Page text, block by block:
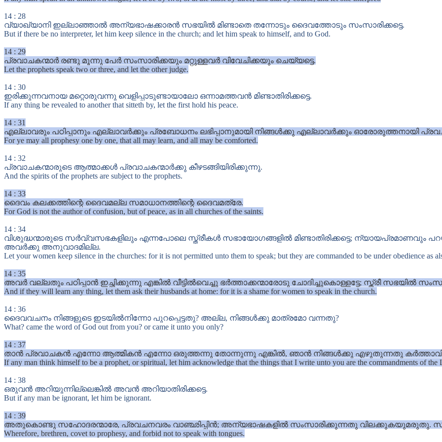
14 : 28
വ്യാഖ്യാനി ഇല്ലാഞ്ഞാൽ അന്യഭാഷക്കാരൻ സഭയിൽ മിണ്ടാതെ തന്നോടും ദൈവത്തോടും സംസാരിക്കട്ടെ.
But if there be no interpreter, let him keep silence in the church; and let him speak to himself, and to God.
14 : 29
പ്രവാചകന്മാർ രണ്ടു മൂന്നു പേർ സംസാരിക്കയും മറ്റുള്ളവർ വിവേചിക്കയും ചെയ്യട്ടെ.
Let the prophets speak two or three, and let the other judge.
14 : 30
ഇരിക്കുന്നവനായ മറ്റൊരുവന്നു വെളിപ്പാടുണ്ടായാലോ ഒന്നാമത്തവൻ മിണ്ടാതിരിക്കട്ടെ.
If any thing be revealed to another that sitteth by, let the first hold his peace.
14 : 31
എല്ലാവരും പഠിപ്പാനും എല്ലാവർക്കും പ്രബോധനം ലഭിപ്പാനുമായി നിങ്ങൾക്കു എല്ലാവർക്കും ഓരോരുത്തനായി
For ye may all prophesy one by one, that all may learn, and all may be comforted.
14 : 32
പ്രവാചകന്മാരുടെ ആത്മാക്കൾ പ്രവാചകന്മാർക്കു കീഴടങ്ങിയിരിക്കുന്നു.
And the spirits of the prophets are subject to the prophets.
14 : 33
ദൈവം കലക്കത്തിന്റെ ദൈവമല്ല സമാധാനത്തിന്റെ ദൈവമത്രേ.
For God is not the author of confusion, but of peace, as in all churches of the saints.
14 : 34
വിശുദ്ധന്മാരുടെ സർവ്വസഭകളിലും എന്നപോലെ സ്ത്രീകൾ സഭായോഗങ്ങളിൽ മിണ്ടാതിരിക്കട്ടെ; ന്യായപ്രമാണവും
അവർക്കു അനുവാദമില്ല.
Let your women keep silence in the churches: for it is not permitted unto them to speak; but they are commanded to be under obedience as
14 : 35
അവർ വല്ലതും പഠിപ്പാൻ ഇച്ഛിക്കുന്നു എങ്കിൽ വീട്ടിൽവെച്ചു ഭർത്താക്കന്മാരോടു ചോദിച്ചുകൊള്ളട്ടേ; സ്ത്രീ സഭയിൽ
And if they will learn any thing, let them ask their husbands at home: for it is a shame for women to speak in the church.
14 : 36
ദൈവവചനം നിങ്ങളുടെ ഇടയിൽനിന്നോ പുറപ്പെട്ടതു? അല്ല, നിങ്ങൾക്കു മാത്രമോ വന്നതു?
What? came the word of God out from you? or came it unto you only?
14 : 37
താൻ പ്രവാചകൻ എന്നോ ആത്മികൻ എന്നോ ഒരുത്തന്നു തോന്നുന്നു എങ്കിൽ, ഞാൻ നിങ്ങൾക്കു എഴുതുന്നതു
If any man think himself to be a prophet, or spiritual, let him acknowledge that the things that I write unto you are the commandments of the
14 : 38
ഒരുവൻ അറിയുന്നില്ലെങ്കിൽ അവൻ അറിയാതിരിക്കട്ടെ.
But if any man be ignorant, let him be ignorant.
14 : 39
അതുകൊണ്ടു സഹോദരന്മാരേ, പ്രവചനവരം വാഞ്ഛിപ്പിൻ; അന്യഭാഷകളിൽ സംസാരിക്കുന്നതു വിലക്കുകയുമരുതു.
Wherefore, brethren, covet to prophesy, and forbid not to speak with tongues.